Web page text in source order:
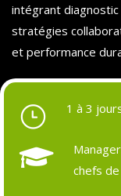
intégrant
stratégies
et performance
1 à 3
chefs
Objectifs et